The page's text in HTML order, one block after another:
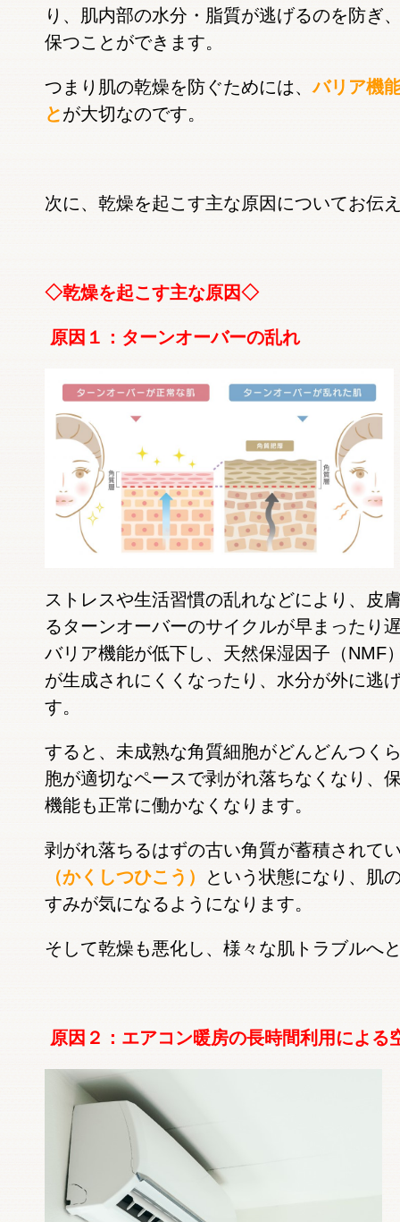
り、肌内部の水分・脂質が逃げるのを防ぎ
保つことができます。
つまり肌の乾燥を防ぐためには、バリア機
とが大切なのです。
次に、乾燥を起こす主な原因についてお伝
◇乾燥を起こす主な原因◇
原因１：ターンオーバーの乱れ
ストレスや生活習慣の乱れなどにより、皮
るターンオーバーのサイクルが早まったり
バリア機能が低下し、天然保湿因子（NMF
が生成されにくくなったり、水分が外に逃
す。
すると、未成熟な角質細胞がどんどんつく
胞が適切なペースで剥がれ落ちなくなり、
機能も正常に働かなくなります。
剥がれ落ちるはずの古い角質が蓄積されて
（かくしつひこう）
という状態になり、肌
すみが気になるようになります。
そして乾燥も悪化し、様々な肌トラブルへ
原因２：エアコン暖房の長時間利用による